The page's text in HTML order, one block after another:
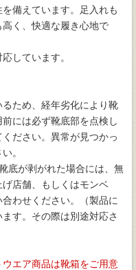
備えています。足入れも
く、快適な履き心地で
しています。
ため、経年劣化により靴
には必ず靴底部を点検し
ださい。異常が見つかっ
。
底が剥がれた場合には、無
店舗、もしくはモンベ
わせください。（製品に
す。その際は別途対応さ
エア商品は靴箱をご用意